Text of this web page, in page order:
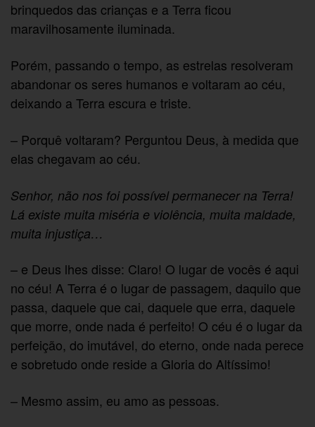
brinquedos das crianças e a Terra ficou
maravilhosamente iluminada.
Porém, passando o tempo, as estrelas resolveram
abandonar os seres humanos e voltaram ao céu,
deixando a Terra escura e triste.
– Porquê voltaram? Perguntou Deus, à medida que
elas chegavam ao céu.
Senhor, não nos foi possível permanecer na Terra!
Lá existe muita miséria e violência, muita maldade,
muita injustiça…
– e Deus lhes disse: Claro! O lugar de vocês é aqui
no céu! A Terra é o lugar de passagem, daquilo que
passa, daquele que cai, daquele que erra, daquele
que morre, onde nada é perfeito! O céu é o lugar da
perfeição, do imutável, do eterno, onde nada perece
e sobretudo onde reside a Gloria do Altíssimo!
– Mesmo assim, eu amo as pessoas.